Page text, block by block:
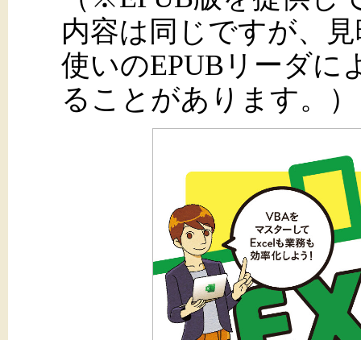
内容は同じですが、
使いのEPUBリーダに
ることがあります。）